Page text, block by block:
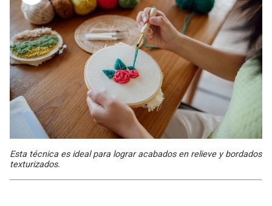
Esta técnica es ideal para lograr acabados en relieve y bordados
texturizados.